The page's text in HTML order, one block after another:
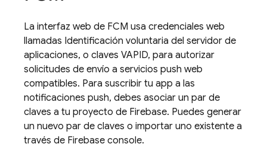
La interfaz web de FCM usa credenciales web
llamadas Identificación voluntaria del servidor de
aplicaciones, o claves VAPID, para autorizar
solicitudes de envío a servicios push web
compatibles. Para suscribir tu app a las
notificaciones push, debes asociar un par de
claves a tu proyecto de Firebase. Puedes generar
un nuevo par de claves o importar uno existente a
través de Firebase console.